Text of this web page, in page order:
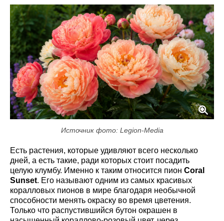
Источник фото: Legion-Media
Есть растения, которые удивляют всего несколько
дней, а есть такие, ради которых стоит посадить
целую клумбу. Именно к таким относится пион Coral
Sunset. Его называют одним из самых красивых
коралловых пионов в мире благодаря необычной
способности менять окраску во время цветения.
Только что распустившийся бутон окрашен в